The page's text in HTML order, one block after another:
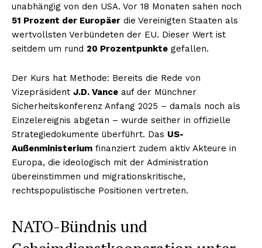
unabhängig von den USA. Vor 18 Monaten sahen noch
51 Prozent der Europäer die Vereinigten Staaten als
wertvollsten Verbündeten der EU. Dieser Wert ist
seitdem um rund 20 Prozentpunkte gefallen.
Der Kurs hat Methode: Bereits die Rede von
Vizepräsident J.D. Vance auf der Münchner
Sicherheitskonferenz Anfang 2025 – damals noch als
Einzelereignis abgetan – wurde seither in offizielle
Strategiedokumente überführt. Das US-
Außenministerium finanziert zudem aktiv Akteure in
Europa, die ideologisch mit der Administration
übereinstimmen und migrationskritische,
rechtspopulistische Positionen vertreten.
NATO-Bündnis und